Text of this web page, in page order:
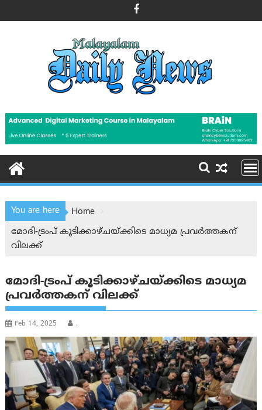
to
You are here
Home
മോദി-ട്രംപ് കൂടിക്കാഴ്ചയ്ക്കിടെ മാധ്യമ പ്രവര്‍ത്തകന്
വിലക്ക്
മോദി-ട്രംപ് കൂടിക്കാഴ്ചയ്ക്കിടെ മാധ്യമ
പ്രവര്‍ത്തകന് വിലക്ക്
Feb 14, 2025 .